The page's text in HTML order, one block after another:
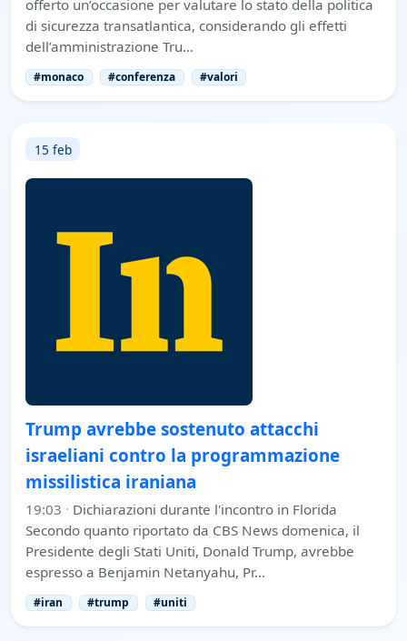
offerto un’occasione per valutare lo stato della politica
di sicurezza transatlantica, considerando gli effetti
dell’amministrazione Tru…
#monaco #conferenza #valori
15 feb
Trump avrebbe sostenuto attacchi
israeliani contro la programmazione
missilistica iraniana
19:03 · Dichiarazioni durante l'incontro in Florida
Secondo quanto riportato da CBS News domenica, il
Presidente degli Stati Uniti, Donald Trump, avrebbe
espresso a Benjamin Netanyahu, Pr…
#iran #trump #uniti